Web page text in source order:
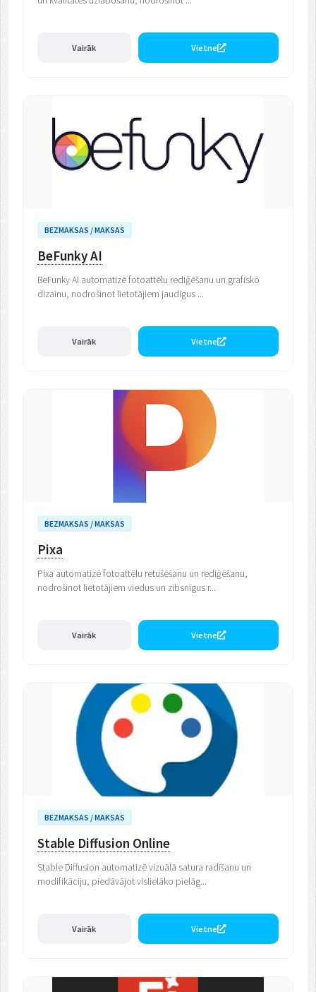
Vairāk Vietne
BEZMAKSAS / MAKSAS
BeFunky AI
BeFunky AI automatizē fotoattēlu rediģēšanu un grafisko
dizainu, nodrošinot lietotājiem jaudīgus ...
Vairāk Vietne
BEZMAKSAS / MAKSAS
Pixa
Pixa automatizē fotoattēlu retušēšanu un rediģēšanu,
nodrošinot lietotājiem viedus un zibsnīgus r...
Vairāk Vietne
BEZMAKSAS / MAKSAS
Stable Diffusion Online
Stable Diffusion automatizē vizuālā satura radīšanu un
modifikāciju, piedāvājot vislielāko pielāg...
Vairāk Vietne